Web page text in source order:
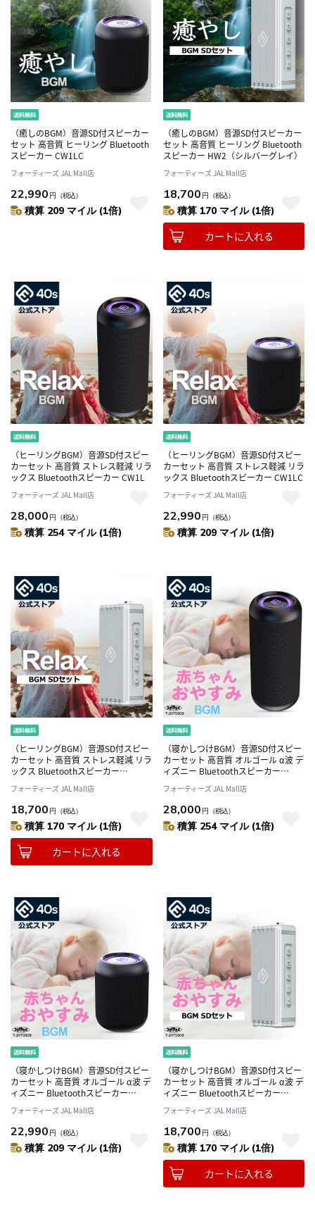
（癒しのBGM）音源SD付スピーカー
セット 高音質 ヒーリング Bluetooth
スピーカー CW1LC
フォーティーズ JAL Mall店
22,990 円 （税込）
積算 209 マイル (1倍)
（癒しのBGM）音源SD付スピーカー
セット 高音質 ヒーリング Bluetooth
スピーカー HW2（シルバーグレイ）
フォーティーズ JAL Mall店
18,700 円 （税込）
積算 170 マイル (1倍)
カートに入れる
（ヒーリングBGM）音源SD付スピー
カーセット 高音質 ストレス軽減 リラ
ックス Bluetoothスピーカー CW1L
フォーティーズ JAL Mall店
28,000 円 （税込）
積算 254 マイル (1倍)
（ヒーリングBGM）音源SD付スピー
カーセット 高音質 ストレス軽減 リラ
ックス Bluetoothスピーカー CW1LC
フォーティーズ JAL Mall店
22,990 円 （税込）
積算 209 マイル (1倍)
（ヒーリングBGM）音源SD付スピー
カーセット 高音質 ストレス軽減 リラ
ックス Bluetoothスピーカー
フォーティーズ JAL Mall店
18,700 円 （税込）
積算 170 マイル (1倍)
カートに入れる
（寝かしつけBGM）音源SD付スピー
カーセット 高音質 オルゴール α波 デ
ィズニー Bluetoothスピーカー
フォーティーズ JAL Mall店
28,000 円 （税込）
積算 254 マイル (1倍)
（寝かしつけBGM）音源SD付スピー
カーセット 高音質 オルゴール α波 デ
ィズニー Bluetoothスピーカー
フォーティーズ JAL Mall店
22,990 円 （税込）
積算 209 マイル (1倍)
（寝かしつけBGM）音源SD付スピー
カーセット 高音質 オルゴール α波 デ
ィズニー Bluetoothスピーカー
フォーティーズ JAL Mall店
18,700 円 （税込）
積算 170 マイル (1倍)
カートに入れる